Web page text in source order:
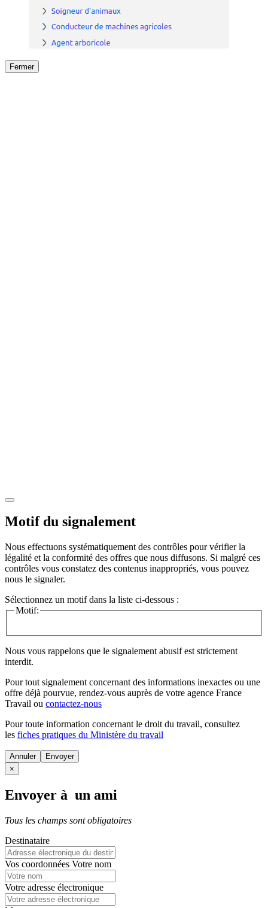
Fermer
Motif du signalement
Nous effectuons systématiquement des contrôles pour vérifier la
légalité et la conformité des offres que nous diffusons. Si malgré ces
contrôles vous constatez des contenus inappropriés, vous pouvez
nous le signaler.
Sélectionnez un motif dans la liste ci-dessous :
Motif:
Nous vous rappelons que le signalement abusif est strictement
interdit.
Pour tout signalement concernant des informations inexactes ou une
offre déjà pourvue, rendez-vous auprès de votre agence France
Travail ou contactez-nous
Pour toute information concernant le droit du travail, consultez
les fiches pratiques du Ministère du travail
Annuler
×
Envoyer à un ami
Tous les champs sont obligatoires
Destinataire
Vos coordonnées Votre nom
Votre adresse électronique